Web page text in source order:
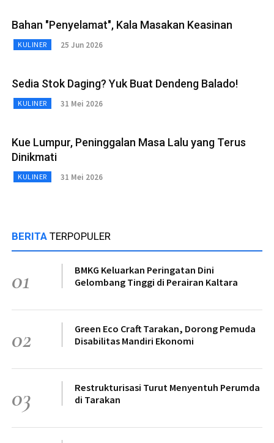
Bahan "Penyelamat", Kala Masakan Keasinan
KULINER 25 Jun 2026
Sedia Stok Daging? Yuk Buat Dendeng Balado!
KULINER 31 Mei 2026
Kue Lumpur, Peninggalan Masa Lalu yang Terus
Dinikmati
KULINER 31 Mei 2026
BERITA TERPOPULER
01
BMKG Keluarkan Peringatan Dini
Gelombang Tinggi di Perairan Kaltara
02
Green Eco Craft Tarakan, Dorong Pemuda
Disabilitas Mandiri Ekonomi
03
Restrukturisasi Turut Menyentuh Perumda
di Tarakan